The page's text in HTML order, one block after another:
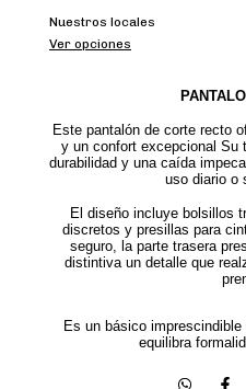
Nuestros locales
Ver opciones
Este pantalón de corte recto
y un confort excepcional Su
durabilidad y una caída
uso diario o
El diseño incluye bolsillos
discretos y presillas para
seguro, la parte trasera
distintiva un detalle que
Es un básico
equilibra